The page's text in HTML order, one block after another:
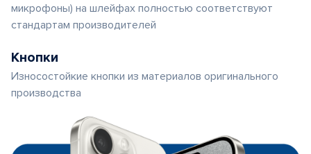
микрофоны) на шлейфах полностью соответствуют
стандартам производителей
Кнопки
Износостойкие кнопки из материалов оригинального
производства